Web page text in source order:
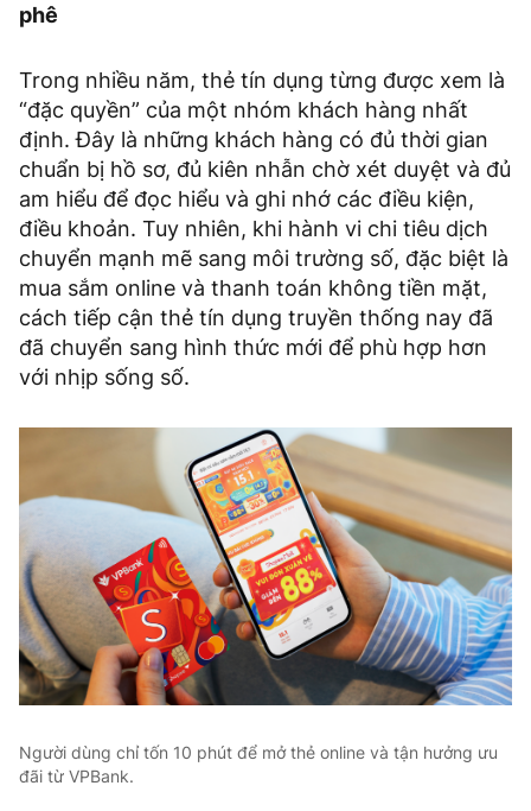
phê
Trong nhiều năm, thẻ tín dụng từng được xem là
“đặc quyền” của một nhóm khách hàng nhất
định. Đây là những khách hàng có đủ thời gian
chuẩn bị hồ sơ, đủ kiên nhẫn chờ xét duyệt và đủ
am hiểu để đọc hiểu và ghi nhớ các điều kiện,
điều khoản. Tuy nhiên, khi hành vi chi tiêu dịch
chuyển mạnh mẽ sang môi trường số, đặc biệt là
mua sắm online và thanh toán không tiền mặt,
cách tiếp cận thẻ tín dụng truyền thống nay đã
đã chuyển sang hình thức mới để phù hợp hơn
với nhịp sống số.
Người dùng chỉ tốn 10 phút để mở thẻ online và tận hưởng ưu
đãi từ VPBank.